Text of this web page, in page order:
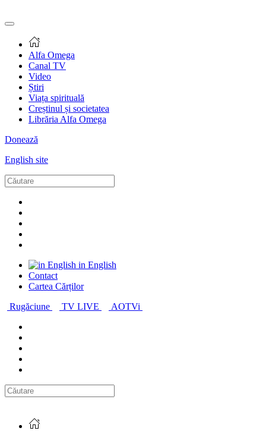
Alfa Omega
Canal TV
Video
Știri
Viața spirituală
Creștinul și societatea
Librăria Alfa Omega
Donează
English site
in English
Contact
Cartea Cărților
Rugăciune
TV LIVE AOTVi